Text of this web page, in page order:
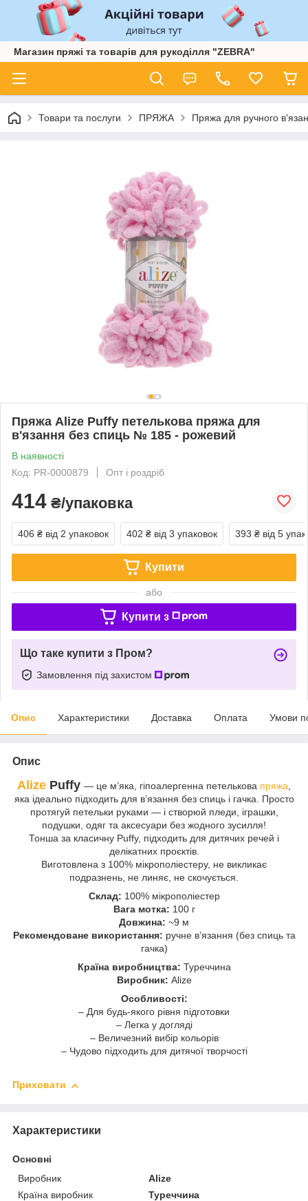
Магазин пряжі та товарів для рукоділля "ZEBRA"
Товари та послуги ПРЯЖА Пряжа для ручного
Пряжа Alize Puffy петелькова пряжа для
в'язання без спиць № 185 - рожевий
В наявності
Код: PR-0000879
Опт і роздріб
414 ₴/упаковка
406 ₴ від 2 упаковок 402 ₴ від 3 упаковок 393 ₴ від 5
Купити
або
Купити з
Що таке купити з Пром?
Замовлення під захистом
Опис Характеристики Доставка Оплата Умови
Опис
Alize Puffy — це м’яка, гіпоалергенна петелькова пряжа
яка ідеально підходить для в’язання без спиць і гачка. Просто
протягуй петельки руками — і створюй пледи, іграшки,
подушки, одяг та аксесуари без жодного зусилля!
Тонша за класичну Puffy, підходить для дитячих речей і
делікатних проєктів.
Виготовлена з 100% мікрополіестеру, не викликає
подразнень, не линяє, не скочується.
Склад: 100% мікрополіестер
Вага мотка: 100 г
Довжина: ~9 м
Рекомендоване використання: ручне в’язання (без спиць та
гачка)
Країна виробництва: Туреччина
Виробник: Alize
Особливості:
– Для будь-якого рівня підготовки
– Легка у догляді
– Величезний вибір кольорів
– Чудово підходить для дитячої творчості
Приховати
Характеристики
Основні
Виробник
Alize
Країна виробник
Туреччина